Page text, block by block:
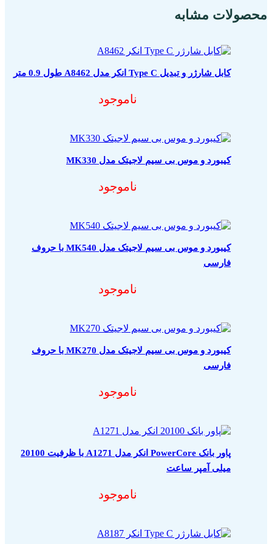
محصولات مشابه
کابل شارژر و تبدیل Type C انکر مدل A8462 طول 0.9 متر
ناموجود
کیبورد و موس بی سیم لاجیتک مدل MK330
ناموجود
کیبورد و موس بی سیم لاجیتک مدل MK540 با حروف
فارسی
ناموجود
کیبورد و موس بی سیم لاجیتک مدل MK270 با حروف
فارسی
ناموجود
پاور بانک PowerCore انکر مدل A1271 با ظرفیت 20100
میلی آمپر ساعت
ناموجود